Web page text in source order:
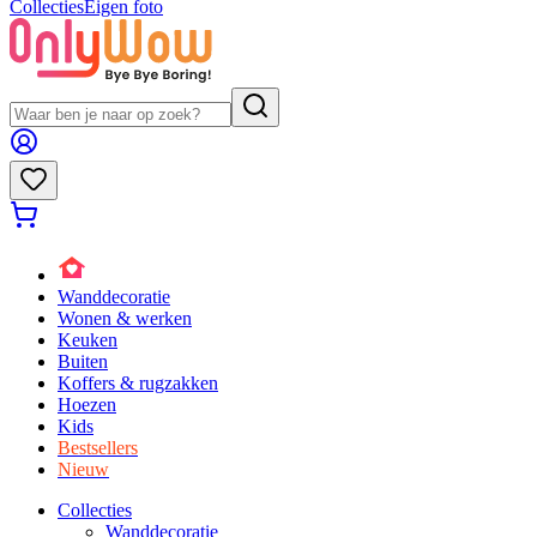
CollectiesEigen foto
Wanddecoratie
Wonen & werken
Keuken
Buiten
Koffers & rugzakken
Hoezen
Kids
Bestsellers
Nieuw
Collecties
Wanddecoratie